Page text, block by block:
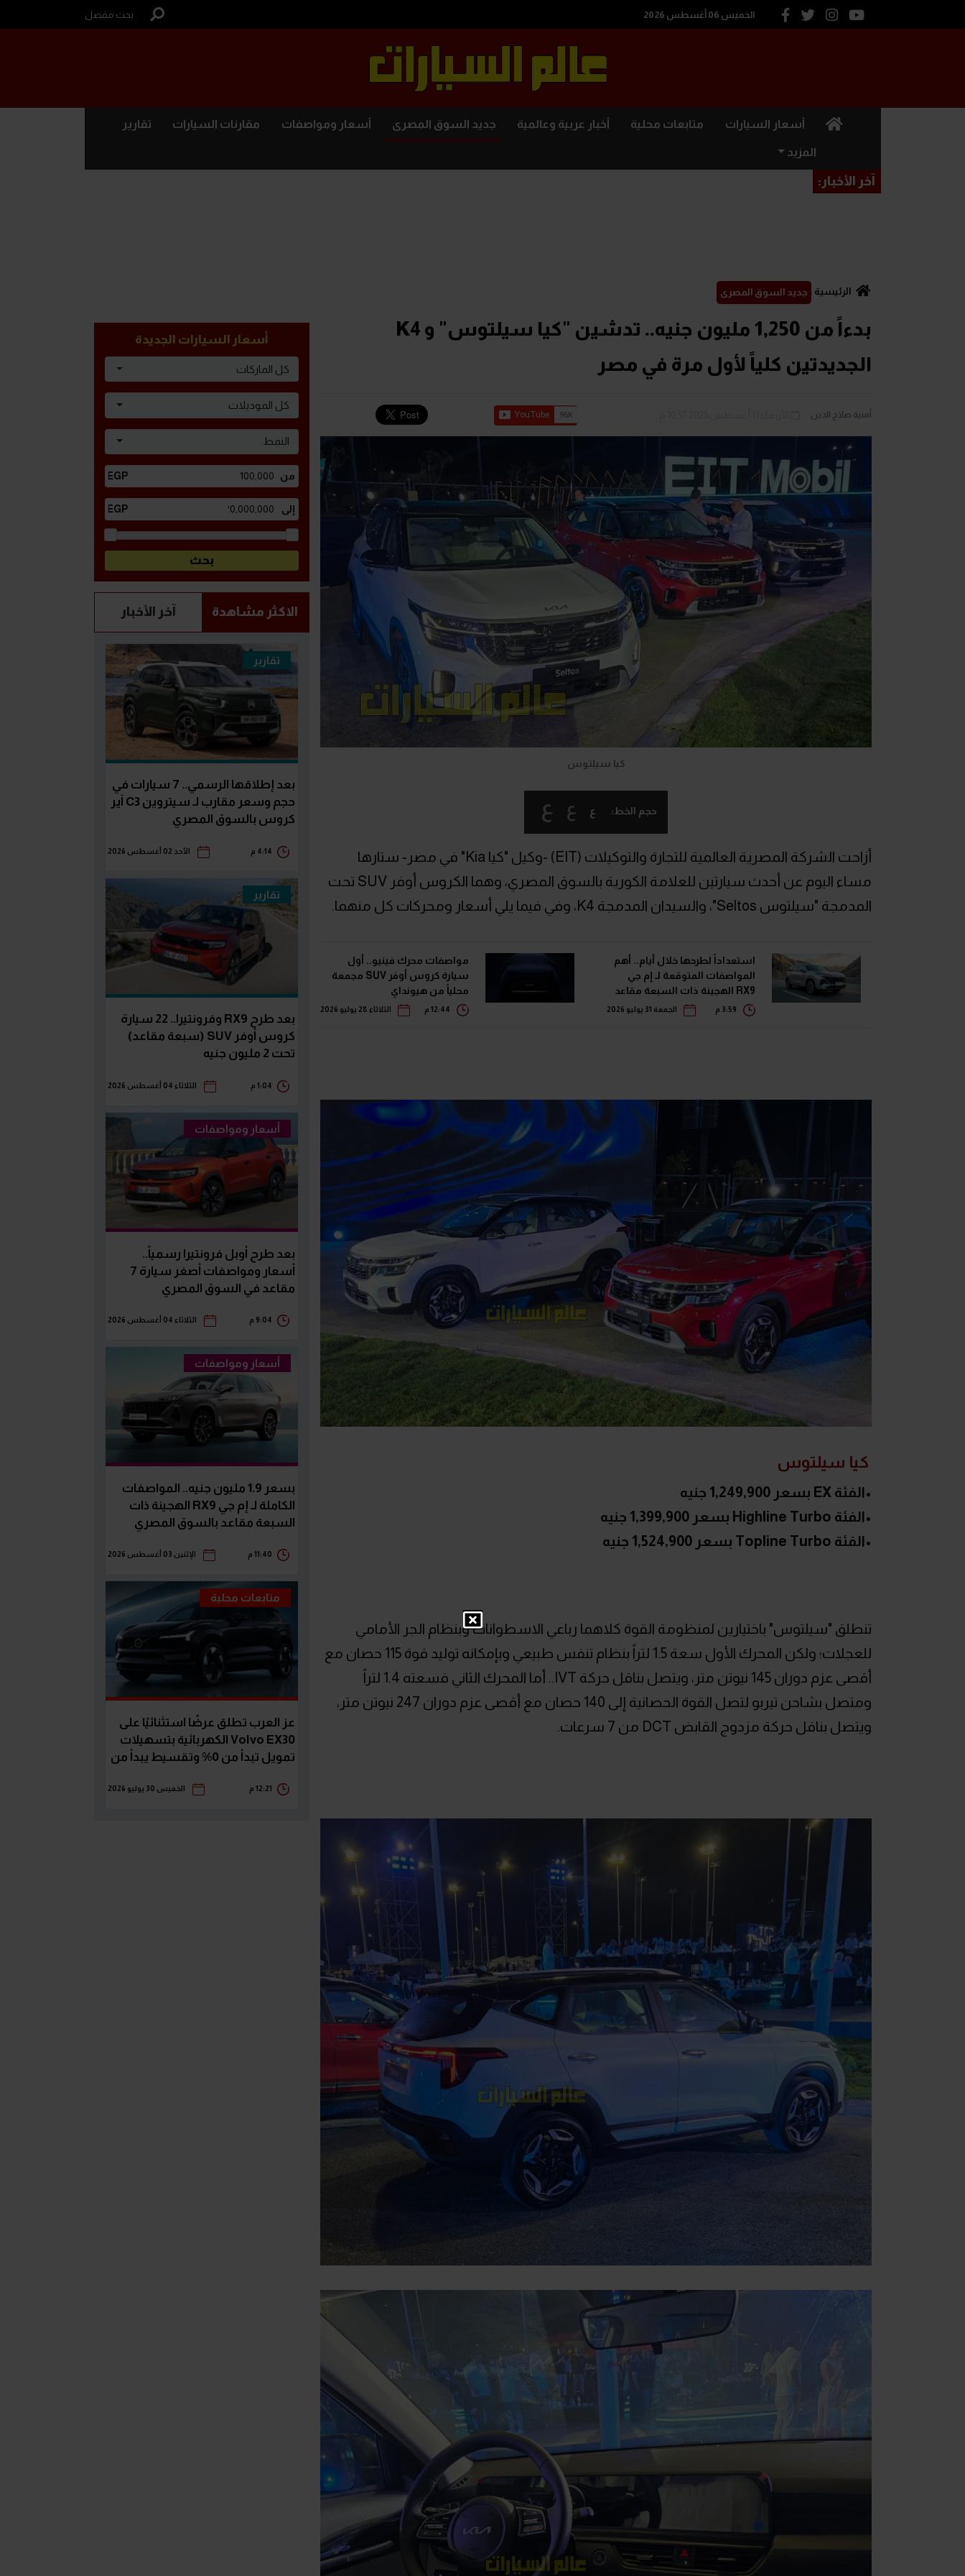
الخميس 06 أغسطس 2026 بحث مفصل
(current) أسعار السيارات متابعات محلية أخبار عربية وعالمية جديد السوق المصرى أسعار ومواصفات مقارنات السيارات تقارير
المزيد
آخر الأخبار:
الرئيسية جديد السوق المصرى
بدءاً من 1,250 مليون جنيه.. تدشين "كيا سيلتوس" و K4
الجديدتين كلياً لأول مرة في مصر
أمنية صلاح الدين
كيا سيلتوس
حجم الخط: ع ع ع
أزاحت الشركة المصرية العالمية للتجارة والتوكيلات (EIT) -وكيل "كيا Kia" في مصر- ستارها
مساء اليوم عن أحدث سيارتين للعلامة الكورية بالسوق المصري، وهما الكروس أوفر SUV تحت
المدمجة "سيلتوس Seltos"، والسيدان المدمجة K4، وفي فيما يلي أسعار ومحركات كل منهما.
استعداداً لطرحها خلال أيام.. أهم
المواصفات المتوقعة لـ إم جي
RX9 الهجينة ذات السبعة مقاعد
الجمعة 31 يوليو 2026
مواصفات محرك فينيو.. أول
سيارة كروس أوفر SUV مجمعة
محلياً من هيونداي
الثلاثاء 28 يوليو 2026
كيا سيلتوس
•الفئة EX بسعر 1,249,900 جنيه
•الفئة Highline Turbo بسعر 1,399,900 جنيه
•الفئة Topline Turbo بسعر 1,524,900 جنيه
تنطلق "سيلتوس" باختيارين لمنظومة القوة كلاهما رباعي الاسطوانات وبنظام الجر الأمامي
للعجلات؛ ولكن المحرك الأول سعة 1.5 لتراً بنظام تنفس طبيعي وبإمكانه توليد قوة 115 حصان مع
أقصى عزم دوران 145 نيوتن متر، ويتصل بناقل حركة IVT.. أما المحرك الثاني فسعته 1.4 لتراً
ومتصل بشاحن تيربو لتصل القوة الحصانية إلى 140 حصان مع أقصى عزم دوران 247 نيوتن متر،
ويتصل بناقل حركة مزدوج القابض DCT من 7 سرعات.
أسعار السيارات الجديدة
كل الماركات
كل الموديلات
النمط
الاكثر مشاهدة آخر الأخبار
تقارير
بعد إطلاقها الرسمي.. 7 سيارات في
حجم وسعر مقارب لـ سيتروين C3 آير
كروس بالسوق المصري
4:14 م الأحد 02 أغسطس 2026
تقارير
بعد طرح RX9 وفرونتيرا.. 22 سيارة
كروس أوفر SUV (سبعة مقاعد)
تحت 2 مليون جنيه
1:04 م الثلاثاء 04 أغسطس 2026
أسعار ومواصفات
بعد طرح أوبل فرونتيرا رسمياً..
أسعار ومواصفات أصغر سيارة 7
مقاعد في السوق المصري
9:04 م الثلاثاء 04 أغسطس 2026
أسعار ومواصفات
بسعر 1.9 مليون جنيه.. المواصفات
الكاملة لـ إم جي RX9 الهجينة ذات
السبعة مقاعد بالسوق المصري
11:40 م الإثنين 03 أغسطس 2026
متابعات محلية
عز العرب تطلق عرضًا استثنائيًا على
Volvo EX30 الكهربائية بتسهيلات
تمويل تبدأ من 0% وتقسيط يبدأ من
12:21 م الخميس 30 يوليو 2026